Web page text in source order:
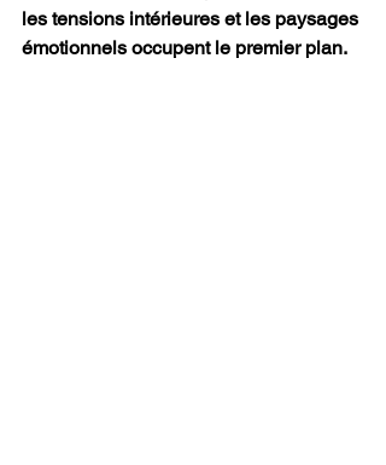
les tensions intérieures et les paysages
émotionnels occupent le premier plan.